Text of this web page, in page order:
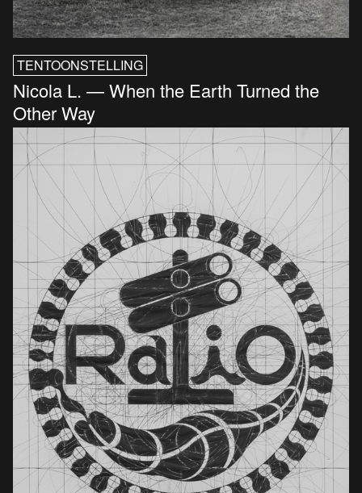
TENTOONSTELLING
Nicola L. — When the Earth Turned the
Other Way